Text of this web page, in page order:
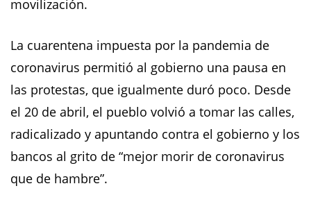
movilización.
La cuarentena impuesta por la pandemia de
coronavirus permitió al gobierno una pausa en
las protestas, que igualmente duró poco. Desde
el 20 de abril, el pueblo volvió a tomar las calles,
radicalizado y apuntando contra el gobierno y los
bancos al grito de “mejor morir de coronavirus
que de hambre”.